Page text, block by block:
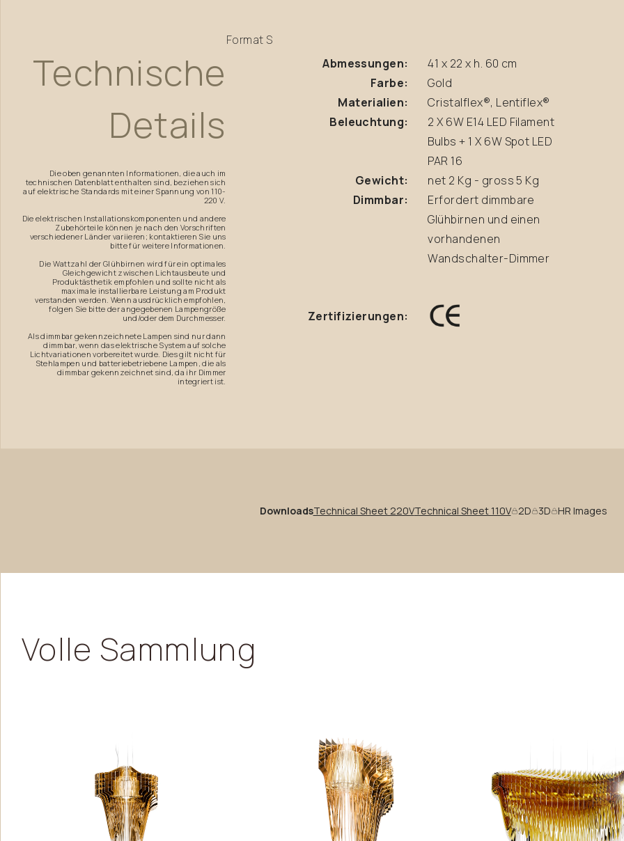
Format S
Technische
Details
Die oben genannten Informationen, die auch im
technischen Datenblatt enthalten sind, beziehen sich
auf elektrische Standards mit einer Spannung von 110-
220 V.
Die elektrischen Installationskomponenten und andere
Zubehörteile können je nach den Vorschriften
verschiedener Länder variieren; kontaktieren Sie uns
bitte für weitere Informationen.
Die Wattzahl der Glühbirnen wird für ein optimales
Gleichgewicht zwischen Lichtausbeute und
Produktästhetik empfohlen und sollte nicht als
maximale installierbare Leistung am Produkt
verstanden werden. Wenn ausdrücklich empfohlen,
folgen Sie bitte der angegebenen Lampengröße
und/oder dem Durchmesser.
Als dimmbar gekennzeichnete Lampen sind nur dann
dimmbar, wenn das elektrische System auf solche
Lichtvariationen vorbereitet wurde. Dies gilt nicht für
Stehlampen und batteriebetriebene Lampen, die als
dimmbar gekennzeichnet sind, da ihr Dimmer
integriert ist.
Abmessungen:
41 x 22 x h. 60 cm
Farbe:
Gold
Materialien:
Cristalflex®, Lentiflex®
Beleuchtung:
2 X 6W E14 LED Filament
Bulbs + 1 X 6W Spot LED
PAR 16
Gewicht:
net 2 Kg - gross 5 Kg
Dimmbar:
Erfordert dimmbare
Glühbirnen und einen
vorhandenen
Wandschalter-Dimmer
Zertifizierungen:
DownloadsTechnical Sheet 220VTechnical Sheet 110V 2D 3D HR Images
Volle Sammlung